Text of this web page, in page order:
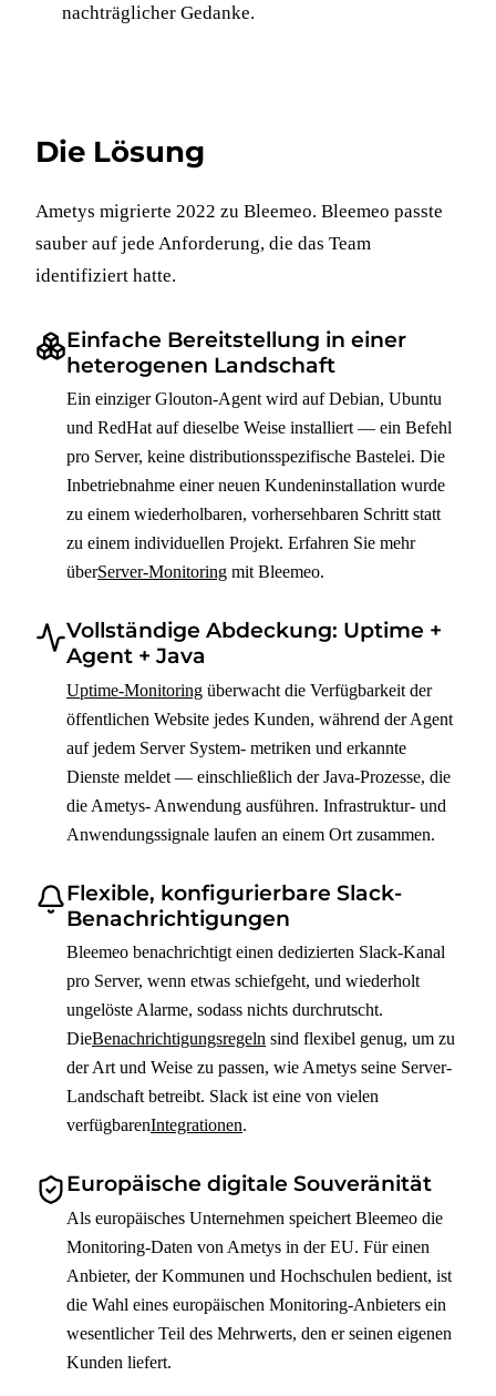
nachträglicher Gedanke.
Die Lösung
Ametys migrierte 2022 zu Bleemeo. Bleemeo passte
sauber auf jede Anforderung, die das Team
identifiziert hatte.
Einfache Bereitstellung in einer
heterogenen Landschaft
Ein einziger Glouton-Agent wird auf Debian, Ubuntu
und RedHat auf dieselbe Weise installiert — ein Befehl
pro Server, keine distributionsspezifische Bastelei. Die
Inbetriebnahme einer neuen Kundeninstallation wurde
zu einem wiederholbaren, vorhersehbaren Schritt statt
zu einem individuellen Projekt. Erfahren Sie mehr
überServer-Monitoring mit Bleemeo.
Vollständige Abdeckung: Uptime +
Agent + Java
Uptime-Monitoring überwacht die Verfügbarkeit der
öffentlichen Website jedes Kunden, während der Agent
auf jedem Server System- metriken und erkannte
Dienste meldet — einschließlich der Java-Prozesse, die
die Ametys- Anwendung ausführen. Infrastruktur- und
Anwendungssignale laufen an einem Ort zusammen.
Flexible, konfigurierbare Slack-
Benachrichtigungen
Bleemeo benachrichtigt einen dedizierten Slack-Kanal
pro Server, wenn etwas schiefgeht, und wiederholt
ungelöste Alarme, sodass nichts durchrutscht.
DieBenachrichtigungsregeln sind flexibel genug, um zu
der Art und Weise zu passen, wie Ametys seine Server-
Landschaft betreibt. Slack ist eine von vielen
verfügbarenIntegrationen.
Europäische digitale Souveränität
Als europäisches Unternehmen speichert Bleemeo die
Monitoring-Daten von Ametys in der EU. Für einen
Anbieter, der Kommunen und Hochschulen bedient, ist
die Wahl eines europäischen Monitoring-Anbieters ein
wesentlicher Teil des Mehrwerts, den er seinen eigenen
Kunden liefert.